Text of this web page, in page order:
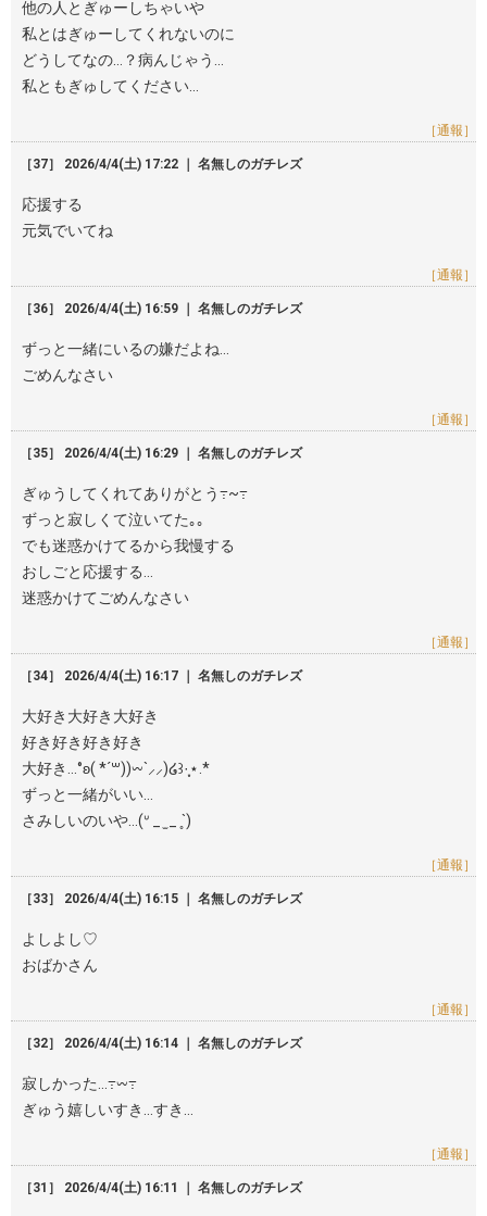
他の人とぎゅーしちゃいや
私とはぎゅーしてくれないのに
どうしてなの…？病んじゃう…
私ともぎゅしてください…
［通報］
［37］ 2026/4/4(土) 17:22 ｜ 名無しのガチレズ
応援する
元気でいてね
［通報］
［36］ 2026/4/4(土) 16:59 ｜ 名無しのガチレズ
ずっと一緒にいるの嫌だよね…
ごめんなさい
［通報］
［35］ 2026/4/4(土) 16:29 ｜ 名無しのガチレズ
ぎゅうしてくれてありがとう߹~߹
ずっと寂しくて泣いてた｡｡
でも迷惑かけてるから我慢する
おしごと応援する…
迷惑かけてごめんなさい
［通報］
［34］ 2026/4/4(土) 16:17 ｜ 名無しのガチレズ
大好き大好き大好き
好き好き好き好き
大好き…°ʚ( *´꒳))𖥦`⸝⸝)໒꒱·̩͙⋆.*
ずっと一緒がいい…
さみしいのいや…(ᐡ _ ̫ _ ̥`)
［通報］
［33］ 2026/4/4(土) 16:15 ｜ 名無しのガチレズ
よしよし♡
おばかさん
［通報］
［32］ 2026/4/4(土) 16:14 ｜ 名無しのガチレズ
寂しかった…߹𖥦߹
ぎゅう嬉しいすき…すき…
［通報］
［31］ 2026/4/4(土) 16:11 ｜ 名無しのガチレズ